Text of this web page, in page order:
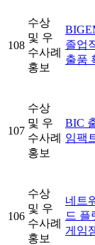
108
수상
및 우
수사례
홍보
졸업
출품
107
수상
및 우
수사례
홍보
BIC
임팩
106
수상
및 우
수사례
홍보
네트
드 플
게임